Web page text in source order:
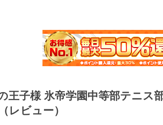
王子様 氷帝学園中等部テニ
レビュー）